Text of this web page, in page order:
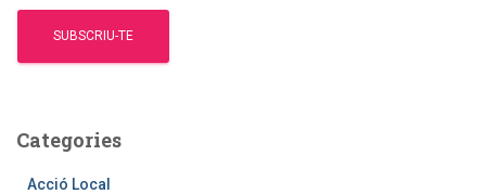
Categories
Acció Local